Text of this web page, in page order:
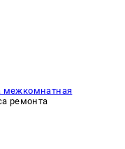
межкомнатная
ремонта